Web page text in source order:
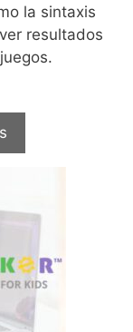
la sintaxis
resultados